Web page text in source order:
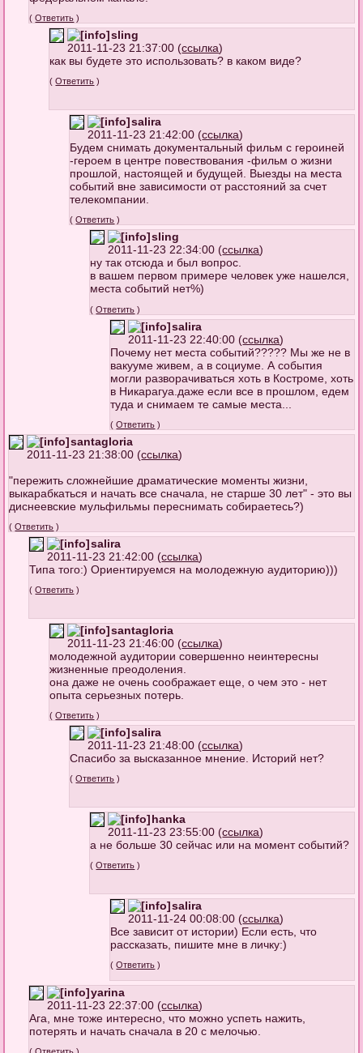
(Ответить )
sling
2011-11-23 21:37:00 (ссылка)
как вы будете это использовать? в каком виде?
(Ответить )
salira
2011-11-23 21:42:00 (ссылка)
Будем снимать документальный фильм с героиней
-героем в центре повествования -фильм о жизни
прошлой, настоящей и будущей. Выезды на места
событий вне зависимости от расстояний за счет
телекомпании.
(Ответить )
sling
2011-11-23 22:34:00 (ссылка)
ну так отсюда и был вопрос.
в вашем первом примере человек уже нашелся,
места событий нет%)
(Ответить )
salira
2011-11-23 22:40:00 (ссылка)
Почему нет места событий????? Мы же не в
вакууме живем, а в социуме. А события
могли разворачиваться хоть в Костроме, хоть
в Никарагуа.даже если все в прошлом, едем
туда и снимаем те самые места...
(Ответить )
santagloria
2011-11-23 21:38:00 (ссылка)
"пережить сложнейшие драматические моменты жизни,
выкарабкаться и начать все сначала, не старше 30 лет" - это вы
диснеевские мульфильмы переснимать собираетесь?)
(Ответить )
salira
2011-11-23 21:42:00 (ссылка)
Типа того:) Ориентируемся на молодежную аудиторию)))
(Ответить )
santagloria
2011-11-23 21:46:00 (ссылка)
молодежной аудитории совершенно неинтересны
жизненные преодоления.
она даже не очень соображает еще, о чем это - нет
опыта серьезных потерь.
(Ответить )
salira
2011-11-23 21:48:00 (ссылка)
Спасибо за высказанное мнение. Историй нет?
(Ответить )
hanka
2011-11-23 23:55:00 (ссылка)
а не больше 30 сейчас или на момент событий?
(Ответить )
salira
2011-11-24 00:08:00 (ссылка)
Все зависит от истории) Если есть, что
рассказать, пишите мне в личку:)
(Ответить )
yarina
2011-11-23 22:37:00 (ссылка)
Ага, мне тоже интересно, что можно успеть нажить,
потерять и начать сначала в 20 с мелочью.